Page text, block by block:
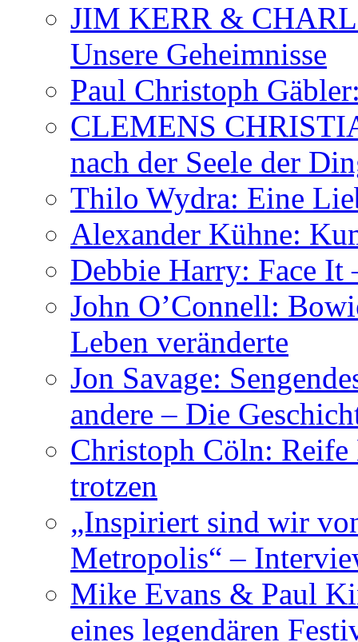
JIM KERR &
Unsere Geheimnisse
Paul Christoph
CLEMENS
nach der Seele der
Thilo Wydra: Eine
Alexander Kühne:
Debbie Harry: Face
John O’Connell:
Leben veränderte
Jon Savage:
andere – Die
Christoph Cöln:
trotzen
„Inspiriert sind wir
Metropolis“ –
Mike Evans & Paul
eines legendären